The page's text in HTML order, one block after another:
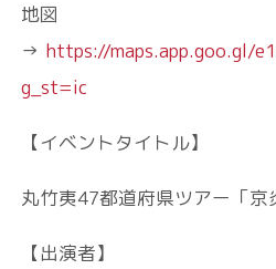
地図
→ https://maps.app.goo.gl/
g_st=ic
【イベントタイトル】
丸竹夷47都道府県ツアー「京
【出演者】